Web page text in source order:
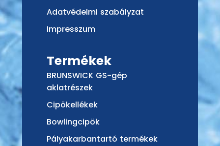
Adatvédelmi szabályzat
Impresszum
Termékek
BRUNSWICK GS-gép
aklatrészek
Cipökellékek
Bowlingcipök
Pályakarbantartó termékek